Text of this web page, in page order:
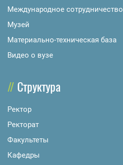
Международное сотрудничество
Музей
Материально-техническая база
Видео о вузе
Структура
Ректор
Ректорат
Факультеты
Кафедры